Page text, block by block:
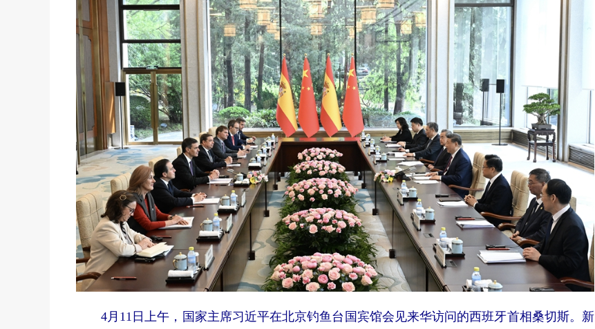
4月11日上午，国家主席习近平在北京钓鱼台国宾馆会见来华访问的西班牙首相桑切斯。新